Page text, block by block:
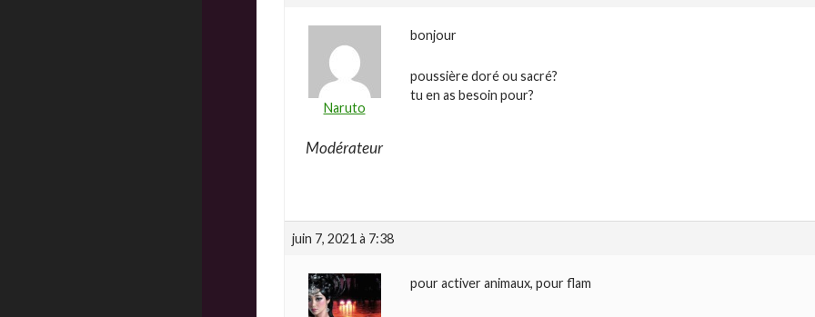
Naruto
Modérateur
bonjour
poussière doré ou sacré?
tu en as besoin pour?
juin 7, 2021 à 7:38
pour activer animaux, pour flam